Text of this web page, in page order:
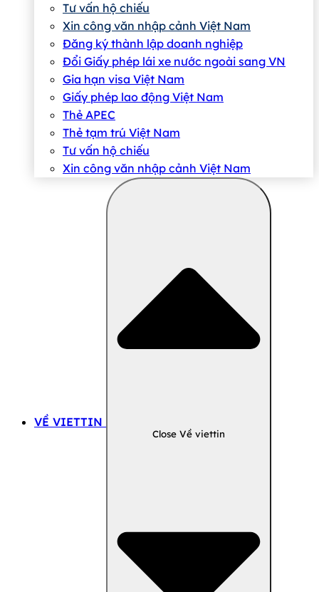
Tư vấn hộ chiếu
Xin công văn nhập cảnh Việt Nam
Đăng ký thành lập doanh nghiệp
Đổi Giấy phép lái xe nước ngoài sang VN
Gia hạn visa Việt Nam
Giấy phép lao động Việt Nam
Thẻ APEC
Thẻ tạm trú Việt Nam
Tư vấn hộ chiếu
Xin công văn nhập cảnh Việt Nam
VỀ VIETTIN
Close Về viettin